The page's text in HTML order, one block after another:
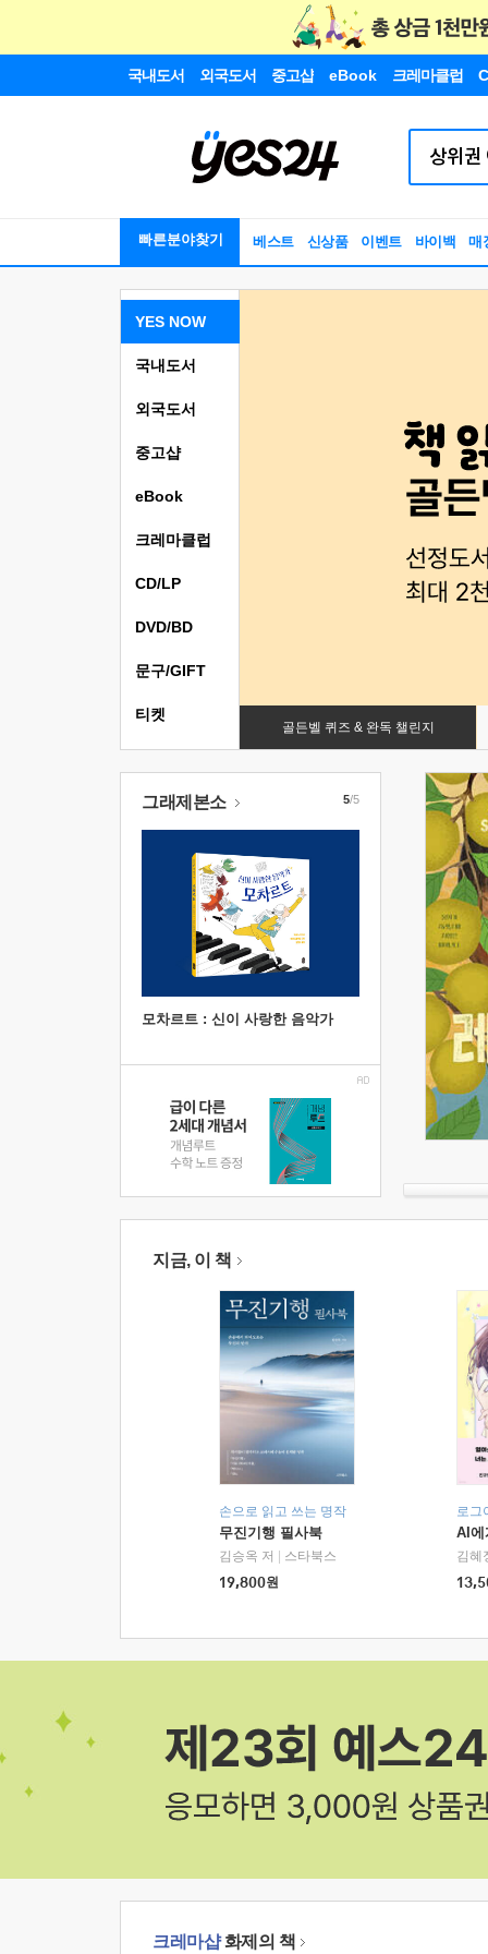
국내도서 외국도서 중고샵 eBook 크레마클럽
빠른분야찾기 베스트 신상품 이벤트 바이백 매
YES NOW
골든벨 퀴즈 & 완독 챌린지
국내도서
외국도서
중고샵
eBook
크레마클럽
CD/LP
DVD/BD
문구/GIFT
티켓
그래제본소
모차르트 : 신이 사랑한 음악가
5/5
지금, 이 책
손으로 읽고 쓰는 명작
무진기행 필사북
김승옥 저
스타북스
19,800원
로그
AI에
김혜
크레마샵화제의 책